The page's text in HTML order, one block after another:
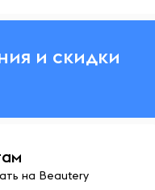
во время
для детей
и скидки
на Beautery